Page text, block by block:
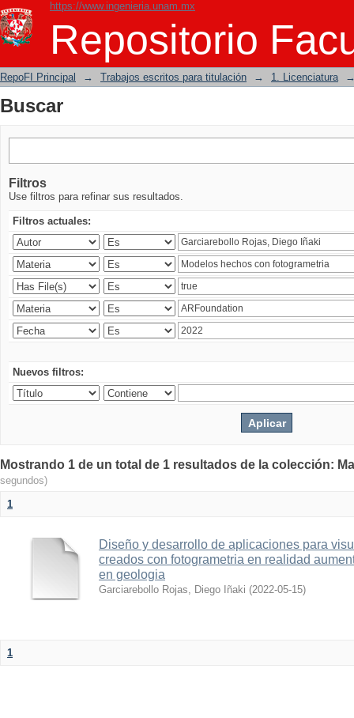
https://www.ingenieria.unam.mx
Repositorio
Buscar
RepoFI Principal → Trabajos escritos para titulación → 1. Licenciatura
Buscar
Filtros
Use filtros para refinar sus resultados.
Filtros actuales:
Nuevos filtros:
Mostrando 1 de un total de 1 resultados de la colección:
segundos)
1
Diseño y desarrollo de aplicaciones para
creados con fotogrametria en realidad
en geologia
Garciarebollo Rojas, Diego Iñaki (2022-05-15)
1